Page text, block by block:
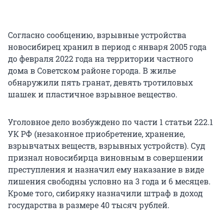
Согласно сообщению, взрывные устройства
новосибирец хранил в период с января 2005 года
до февраля 2022 года на территории частного
дома в Советском районе города. В жилье
обнаружили пять гранат, девять тротиловых
шашек и пластичное взрывное вещество.
Уголовное дело возбуждено по части 1 статьи 222.1
УК РФ (незаконное приобретение, хранение,
взрывчатых веществ, взрывных устройств). Суд
признал новосибирца виновным в совершении
преступления и назначил ему наказание в виде
лишения свободны условно на 3 года и 6 месяцев.
Кроме того, сибиряку назначили штраф в доход
государства в размере 40 тысяч рублей.